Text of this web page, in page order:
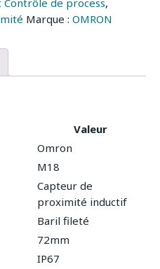
de process,
Marque : OMRON
Valeur
Omron
M18
Capteur de
proximité inductif
Baril fileté
72mm
IP67